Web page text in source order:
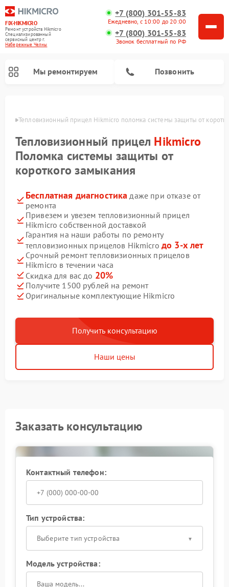
FIX-HIKMICRO
Ремонт устройств Hikmicro
Специализированный
cервисный центр г.
Набережные Челны
+7 (800) 301-55-83
Ежедневно, с 10:00 до 20:00
+7 (800) 301-55-83
Звонок бесплатный по РФ
Мы ремонтируем Позвонить
Тепловизионный прицел Hikmicro поломка системы защиты от
Тепловизионный прицел Hikmicro
Поломка системы защиты от
короткого замыкания
Бесплатная диагностика даже при отказе от
ремонта
Привезем и увезем тепловизионный прицел
Hikmicro собственной доставкой
Гарантия на наши работы по ремонту
тепловизионных прицелов Hikmicro до 3-х лет
Срочный ремонт тепловизионных прицелов
Hikmicro в течении часа
Скидка для вас до 20%
Получите 1500 рублей на ремонт
Оригинальные комплектующие Hikmicro
Получить консультацию
Наши цены
Заказать консультацию
Контактный телефон:
Тип устройства:
Выберите тип устройства
Модель устройства: